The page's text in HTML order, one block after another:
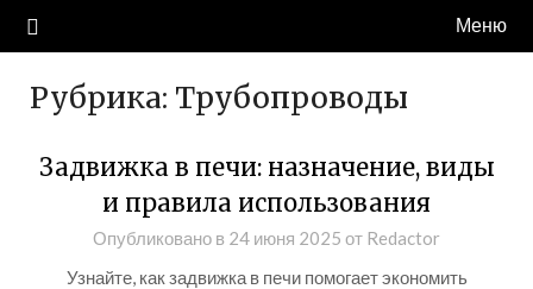
Меню
Рубрика: Трубопроводы
Задвижка в печи: назначение, виды
и правила использования
Опубликовано в 24 июня 2025 от Redactor
Узнайте, как задвижка в печи помогает экономить